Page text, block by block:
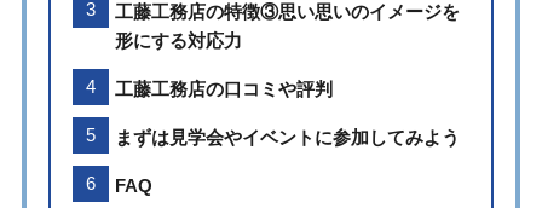
工藤工務店の特徴③思い思いのイメージを
形にする対応力
工藤工務店の口コミや評判
まずは見学会やイベントに参加してみよう
FAQ